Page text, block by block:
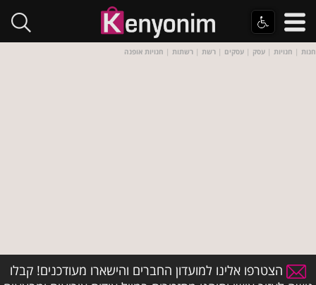
חנות | חנויות | עסק | עסקים | רשת | רשתות | חנויות אופנה
הצטרפו אלינו למועדון החברים והישארו מעודכנים! קבלו